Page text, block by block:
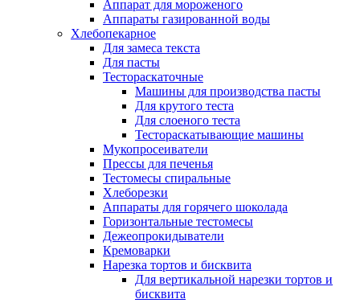
Аппарат для мороженого
Аппараты газированной воды
Хлебопекарное
Для замеса текста
Для пасты
Тестораскаточные
Машины для производства пасты
Для крутого теста
Для слоеного теста
Тестораскатывающие машины
Мукопросеиватели
Прессы для печенья
Тестомесы спиральные
Хлеборезки
Аппараты для горячего шоколада
Горизонтальные тестомесы
Дежеопрокидыватели
Кремоварки
Нарезка тортов и бисквита
Для вертикальной нарезки тортов и
бисквита